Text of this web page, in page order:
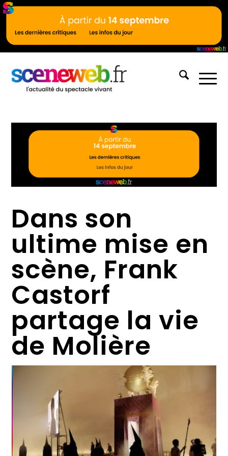
Dans son
ultime mise en
scène, Frank
Castorf
partage la vie
de Molière